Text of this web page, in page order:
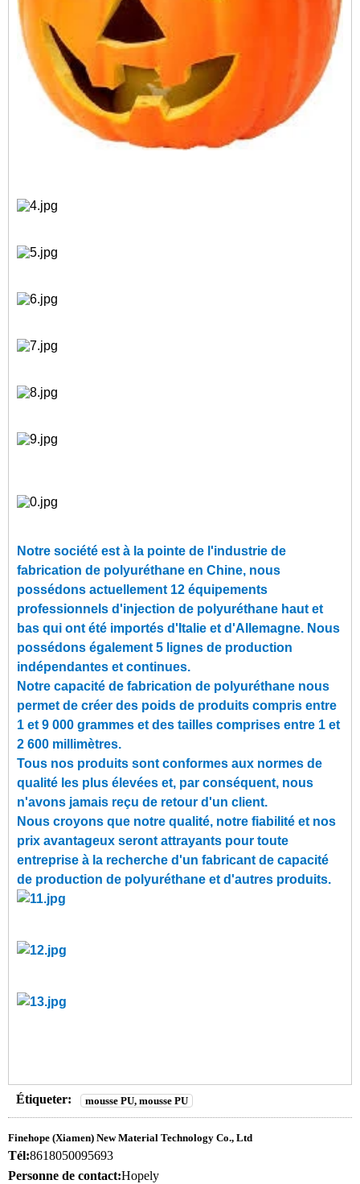
Notre société est à la pointe de l'industrie de
fabrication de polyuréthane en Chine, nous
possédons actuellement 12 équipements
professionnels d'injection de polyuréthane haut et
bas qui ont été importés d'Italie et d'Allemagne. Nous
possédons également 5 lignes de production
indépendantes et continues.
Notre capacité de fabrication de polyuréthane nous
permet de créer des poids de produits compris entre
1 et 9 000 grammes et des tailles comprises entre 1 et
2 600 millimètres.
Tous nos produits sont conformes aux normes de
qualité les plus élevées et, par conséquent, nous
n'avons jamais reçu de retour d'un client.
Nous croyons que notre qualité, notre fiabilité et nos
prix avantageux seront attrayants pour toute
entreprise à la recherche d'un fabricant de capacité
de production de polyuréthane et d'autres produits.
Étiqueter: mousse PU, mousse PU
Finehope (Xiamen) New Material Technology Co., Ltd
Tél:8618050095693
Personne de contact:Hopely